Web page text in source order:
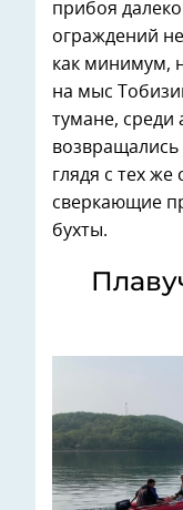
прибоя
ограждений
как минимум,
на мыс
тумане, среди
глядя с тех же
сверкающие
бухты.